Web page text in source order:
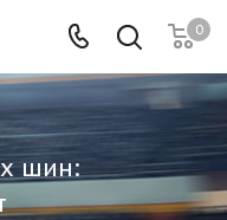
0
шин: